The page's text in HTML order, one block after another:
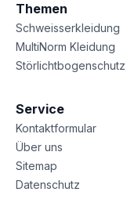
Themen
Schweisserkleidung
MultiNorm Kleidung
Störlichtbogenschutz
Service
Kontaktformular
Über uns
Sitemap
Datenschutz